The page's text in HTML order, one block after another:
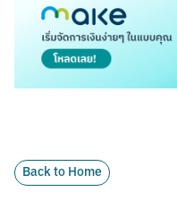
Back to Home